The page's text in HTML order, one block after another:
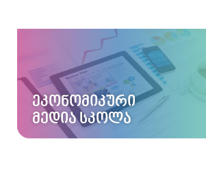
ᲔᲙᲝᲜᲝᲛᲘᲙᲣᲠᲘ
ᲛᲔᲓᲘᲐ ᲡᲙᲝᲚᲐ